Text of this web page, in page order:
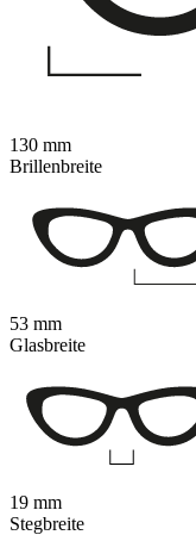
130 mm
Brillenbreite
53 mm
Glasbreite
19 mm
Stegbreite